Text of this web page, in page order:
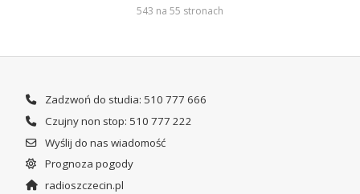
543 na 55 stronach
Zadzwoń do studia: 510 777 666
Czujny non stop: 510 777 222
Wyślij do nas wiadomość
Prognoza pogody
radioszczecin.pl